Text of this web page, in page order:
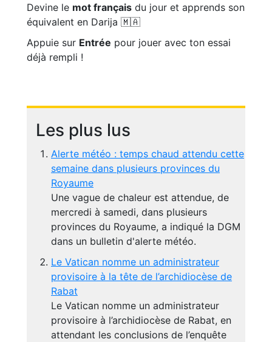
Devine le mot français du jour et apprends son
équivalent en Darija 🇲🇦
Appuie sur Entrée pour jouer avec ton essai
déjà rempli !
Les plus lus
Alerte météo : temps chaud attendu cette
semaine dans plusieurs provinces du
Royaume
Une vague de chaleur est attendue, de
mercredi à samedi, dans plusieurs
provinces du Royaume, a indiqué la DGM
dans un bulletin d'alerte météo.
Le Vatican nomme un administrateur
provisoire à la tête de l’archidiocèse de
Rabat
Le Vatican nomme un administrateur
provisoire à l’archidiocèse de Rabat, en
attendant les conclusions de l’enquête